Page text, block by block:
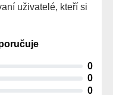
uživatelé, kteří si
0
0
0